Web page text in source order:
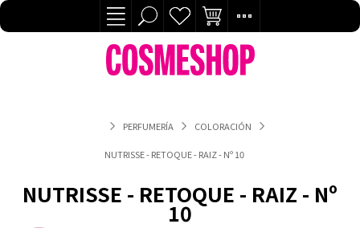
PERFUMERÍA COLORACIÓN
NUTRISSE - RETOQUE - RAIZ - Nº 10
NUTRISSE - RETOQUE - RAIZ - Nº
10